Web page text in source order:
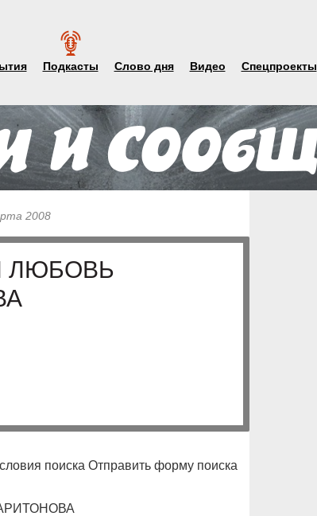
Подкасты Слово дня Видео Спецпроекты
2008
ЛЮБОВЬ
поиска Отправить форму поиска